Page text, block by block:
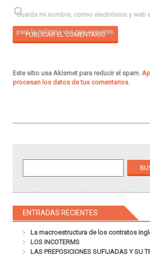
Guarda mi nombre, correo electrónico y web
para la próxima vez que comente.
Este sitio usa Akismet para reducir el spam.
procesan los datos de tus comentarios.
ENTRADAS RECIENTES
La macroestructura de los contratos
LOS INCOTERMS
LAS PREPOSICIONES SUFIJADAS Y SU